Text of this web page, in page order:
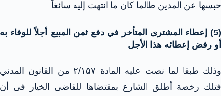
حبسها عن المدين طالما كان ما انتهت إليه سائغاً
(5) إعطاء المشترى المتأخر في دفع ثمن المبيع أجلاً للوفاء به
أو رفض إعطائه هذا الأجل
وذلك طبقا لما نصت عليه المادة ۲/۱۵۷ من القانون المدني
فتلك رخصة أطلق الشارع بمقتضاها للقاضى الخيار فى أن